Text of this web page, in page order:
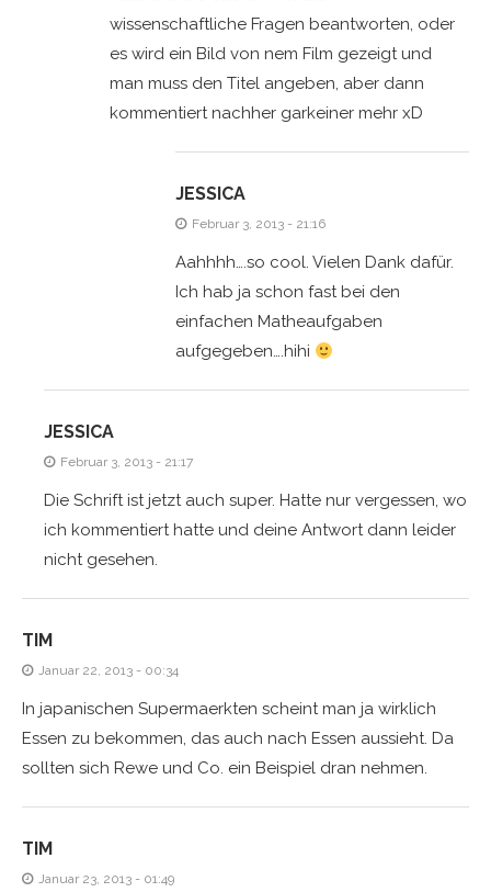
wissenschaftliche Fragen beantworten, oder
es wird ein Bild von nem Film gezeigt und
man muss den Titel angeben, aber dann
kommentiert nachher garkeiner mehr xD
JESSICA
Februar 3, 2013 - 21:16
Aahhhh….so cool. Vielen Dank dafür.
Ich hab ja schon fast bei den
einfachen Matheaufgaben
aufgegeben….hihi
JESSICA
Februar 3, 2013 - 21:17
Die Schrift ist jetzt auch super. Hatte nur vergessen, wo
ich kommentiert hatte und deine Antwort dann leider
nicht gesehen.
TIM
Januar 22, 2013 - 00:34
In japanischen Supermaerkten scheint man ja wirklich
Essen zu bekommen, das auch nach Essen aussieht. Da
sollten sich Rewe und Co. ein Beispiel dran nehmen.
TIM
Januar 23, 2013 - 01:49